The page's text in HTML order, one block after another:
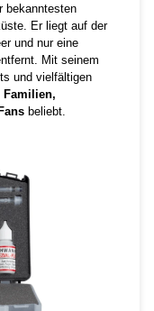
bekanntesten
Er liegt auf der
und nur eine
Mit seinem
und vielfältigen
Familien,
beliebt.